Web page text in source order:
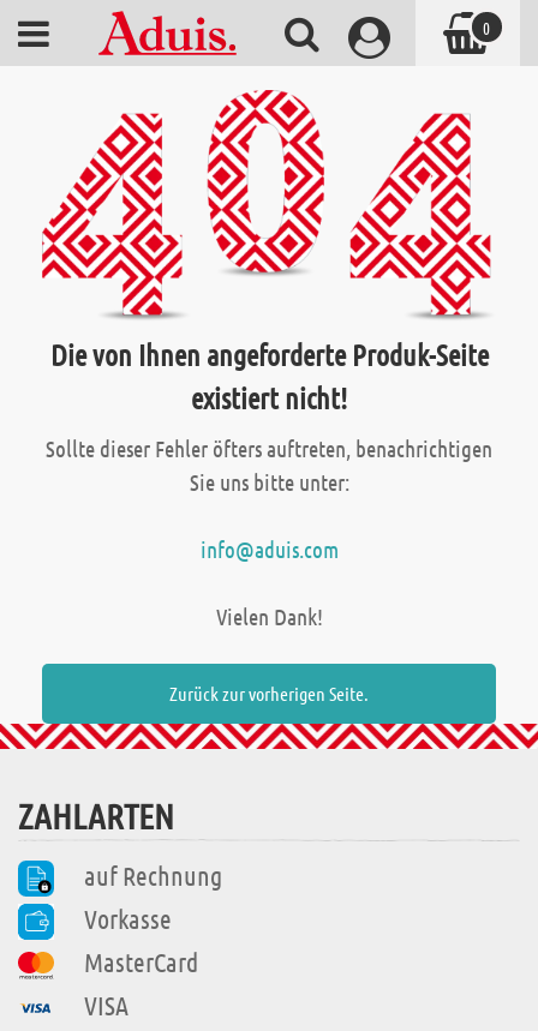
Die von Ihnen angeforderte Produk-Seite
existiert nicht!
Sollte dieser Fehler öfters auftreten, benachrichtigen
Sie uns bitte unter:
info@aduis.com
Vielen Dank!
Zurück zur vorherigen Seite.
ZAHLARTEN
auf Rechnung
Vorkasse
MasterCard
VISA
0